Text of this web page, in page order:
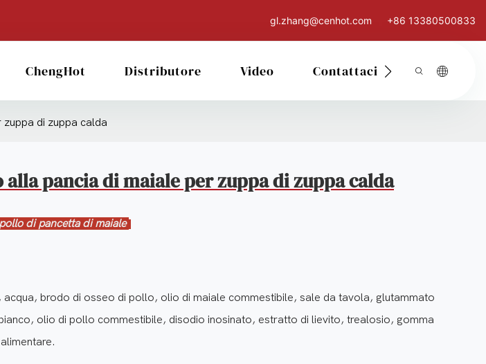
gl.zhang@cenhot.com +86 13380500833
ChengHot Distributore Video Contattaci
di zuppa calda
pancia di maiale per zuppa di zuppa calda
di pancetta di maiale
acqua, brodo di osseo di pollo, olio di maiale commestibile, sale da tavola, glutammato
olio di pollo commestibile, disodio inosinato, estratto di lievito, trealosio, gomma